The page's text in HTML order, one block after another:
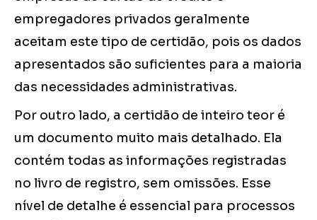
empregadores privados geralmente
aceitam este tipo de certidão, pois os dados
apresentados são suficientes para a maioria
das necessidades administrativas.
Por outro lado, a certidão de inteiro teor é
um documento muito mais detalhado. Ela
contém todas as informações registradas
no livro de registro, sem omissões. Esse
nível de detalhe é essencial para processos